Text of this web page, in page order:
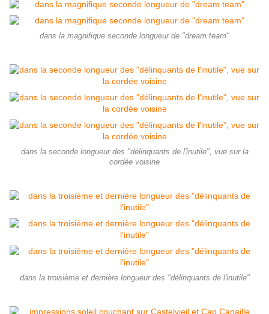
dans la magnifique seconde longueur de "dream team"
dans la seconde longueur des "délinquants de l'inutile", vue sur la
cordée voisine
dans la troisième et dernière longueur des "délinquants de l'inutile"